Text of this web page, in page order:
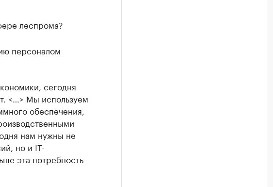
леспрома?
персоналом
сегодня
<…> Мы используем
обеспечения,
нам нужны не
но и IT-
эта потребность